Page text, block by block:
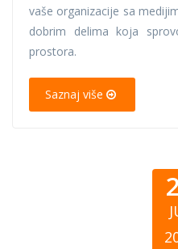
vaše organizacije sa
dobrim delima koja
prostora.
Saznaj više